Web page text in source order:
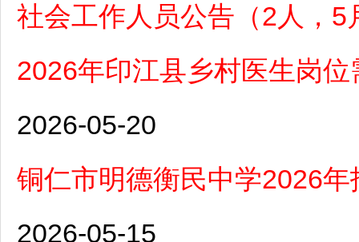
社会工作人员公告（2人，5
2026年印江县乡村医生岗
2026-05-20
铜仁市明德衡民中学2026
2026-05-15